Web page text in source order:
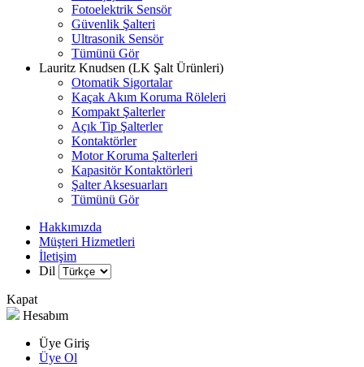
Fotoelektrik Sensör
Güvenlik Şalteri
Ultrasonik Sensör
Tümünü Gör
Lauritz Knudsen (LK Şalt Ürünleri)
Otomatik Sigortalar
Kaçak Akım Koruma Röleleri
Kompakt Şalterler
Açık Tip Şalterler
Kontaktörler
Motor Koruma Şalterleri
Kapasitör Kontaktörleri
Şalter Aksesuarları
Tümünü Gör
Hakkımızda
Müşteri Hizmetleri
İletişim
Dil
Kapat
Hesabım
Üye Giriş
Üye Ol